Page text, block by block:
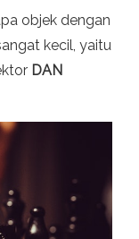
objek dengan
kecil, yaitu
DAN